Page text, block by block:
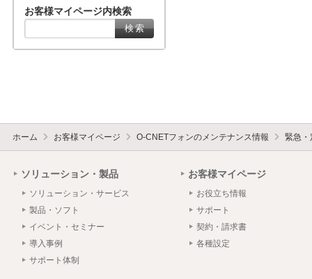
お客様マイページ内検索
ホーム お客様マイページ O-CNETフォンのメンテナンス情報 緊急・
ソリューション・製品
ソリューション・サービス
製品・ソフト
イベント・セミナー
導入事例
サポート体制
お客様マイページ
お役立ち情報
サポート
契約・請求書
各種設定